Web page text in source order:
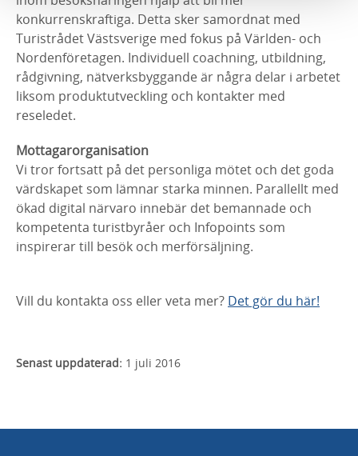
konkurrenskraftiga. Detta sker samordnat med
Turistrådet Västsverige med fokus på Världen- och
Nordenföretagen. Individuell coachning, utbildning,
rådgivning, nätverksbyggande är några delar i arbetet
liksom produktutveckling och kontakter med
reseledet.
Mottagarorganisation
Vi tror fortsatt på det personliga mötet och det goda
värdskapet som lämnar starka minnen. Parallellt med
ökad digital närvaro innebär det bemannade och
kompetenta turistbyråer och Infopoints som
inspirerar till besök och merförsäljning.
Vill du kontakta oss eller veta mer? Det gör du här!
Senast uppdaterad: 1 juli 2016